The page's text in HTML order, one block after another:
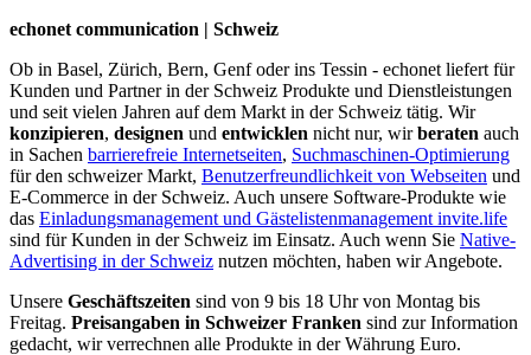
echonet communication | Schweiz
Ob in Basel, Zürich, Bern, Genf oder ins Tessin - echonet liefert für
Kunden und Partner in der Schweiz Produkte und Dienstleistungen
und seit vielen Jahren auf dem Markt in der Schweiz tätig. Wir
konzipieren, designen und entwicklen nicht nur, wirberaten auch
in Sachen barrierefreie Internetseiten, Suchmaschinen-Optimierung
für den schweizer Markt, Benutzerfreundlichkeit von Webseiten und
E-Commerce in der Schweiz. Auch unsere Software-Produkte wie
das Einladungsmanagement und Gästelistenmanagement invite.life
sind für Kunden in der Schweiz im Einsatz. Auch wenn Sie Native-
Advertising in der Schweiz nutzen möchten, haben wir Angebote.
Unsere Geschäftszeiten sind von 9 bis 18 Uhr von Montag bis
Freitag. Preisangaben in Schweizer Franken sind zur Information
gedacht, wir verrechnen alle Produkte in der Währung Euro.